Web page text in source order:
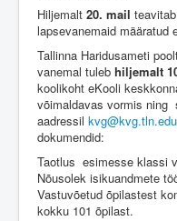
Hiljemalt 20. mail
lapsevanemaid määratud
Tallinna Haridusameti
vanemal tuleb hiljemalt
koolikoht eKooli
võimaldavas vormis ning
aadressil
dokumendid:
Taotlus esimesse klassi
Nõusolek isikuandmete
Vastuvõetud õpilastest
kokku 101 õpilast.